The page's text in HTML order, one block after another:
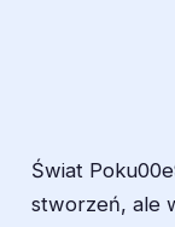
Świat
stworzeń, ale